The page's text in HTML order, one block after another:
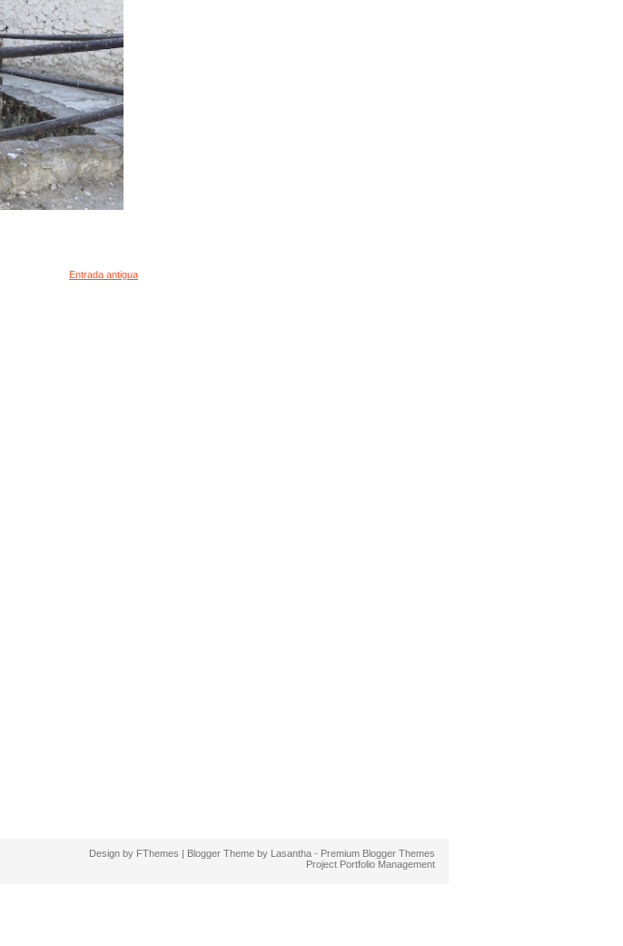
Entrada antigua
Design by FThemes | Blogger Theme by Lasantha - Premium Blogger Themes
Project Portfolio Management